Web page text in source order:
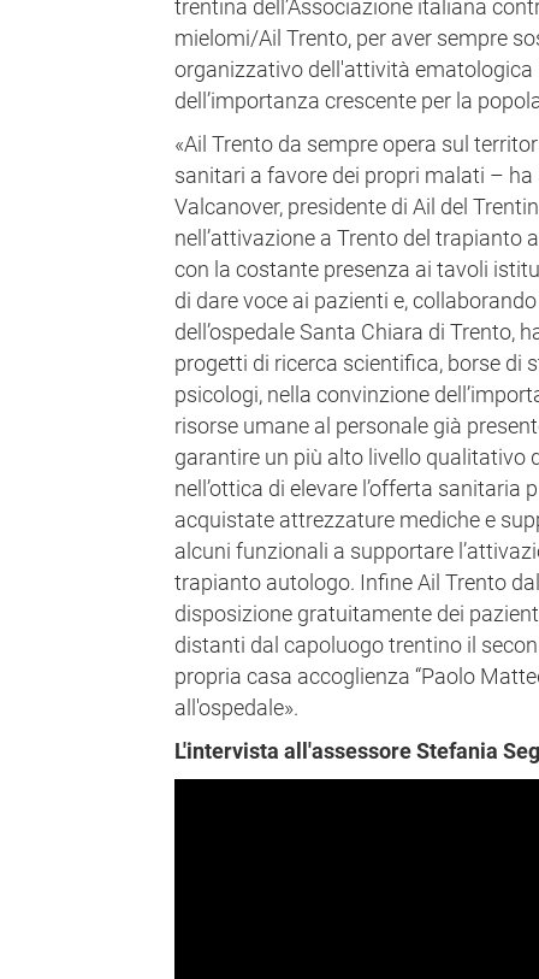
trentina dell’Associazione italiana
mielomi/Ail Trento, per aver sempre
organizzativo dell'attività ematologica
dell’importanza crescente per la
«Ail Trento da sempre opera sul
sanitari a favore dei propri malati –
Valcanover, presidente di Ail del
nell’attivazione a Trento del trapianto
con la costante presenza ai tavoli
di dare voce ai pazienti e,
dell’ospedale Santa Chiara di Trento,
progetti di ricerca scientifica, borse di
psicologi, nella convinzione
risorse umane al personale già
garantire un più alto livello qualitativo
nell’ottica di elevare l’offerta sanitaria
acquistate attrezzature mediche e
alcuni funzionali a supportare
trapianto autologo. Infine Ail Trento
disposizione gratuitamente dei
distanti dal capoluogo trentino il
propria casa accoglienza “Paolo
all'ospedale».
L'intervista all'assessore Stefania